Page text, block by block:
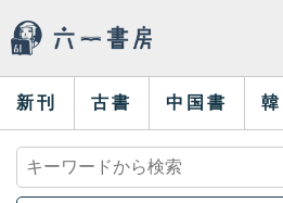
新刊 古書 中国書